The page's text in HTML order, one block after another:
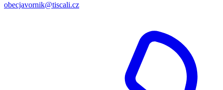
obecjavornik@tiscali.cz